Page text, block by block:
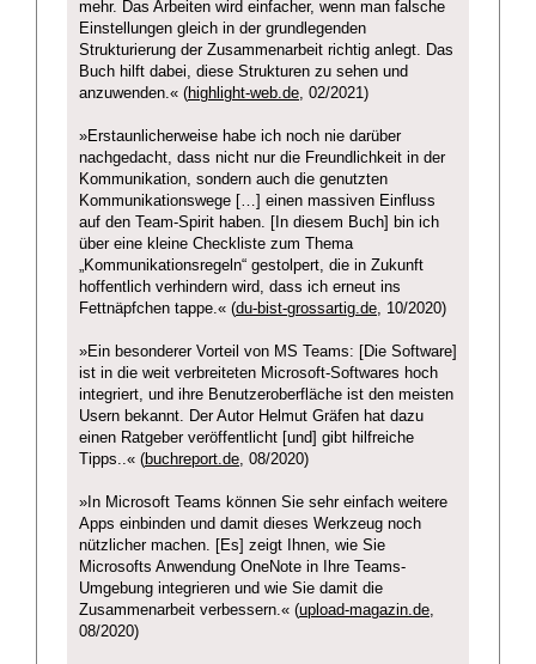
mehr. Das Arbeiten wird einfacher, wenn man falsche
Einstellungen gleich in der grundlegenden
Strukturierung der Zusammenarbeit richtig anlegt. Das
Buch hilft dabei, diese Strukturen zu sehen und
anzuwenden.« (highlight-web.de , 02/2021)
»Erstaunlicherweise habe ich noch nie darüber
nachgedacht, dass nicht nur die Freundlichkeit in der
Kommunikation, sondern auch die genutzten
Kommunikationswege […] einen massiven Einfluss
auf den Team-Spirit haben. [In diesem Buch] bin ich
über eine kleine Checkliste zum Thema
„Kommunikationsregeln“ gestolpert, die in Zukunft
hoffentlich verhindern wird, dass ich erneut ins
Fettnäpfchen tappe.« (du-bist-grossartig.de , 10/2020)
»Ein besonderer Vorteil von MS Teams: [Die Software]
ist in die weit verbreiteten Microsoft-Softwares hoch
integriert, und ihre Benutzeroberfläche ist den meisten
Usern bekannt. Der Autor Helmut Gräfen hat dazu
einen Ratgeber veröffentlicht [und] gibt hilfreiche
Tipps..« (buchreport.de , 08/2020)
»In Microsoft Teams können Sie sehr einfach weitere
Apps einbinden und damit dieses Werkzeug noch
nützlicher machen. [Es] zeigt Ihnen, wie Sie
Microsofts Anwendung OneNote in Ihre Teams-
Umgebung integrieren und wie Sie damit die
Zusammenarbeit verbessern.« (upload-magazin.de
08/2020)